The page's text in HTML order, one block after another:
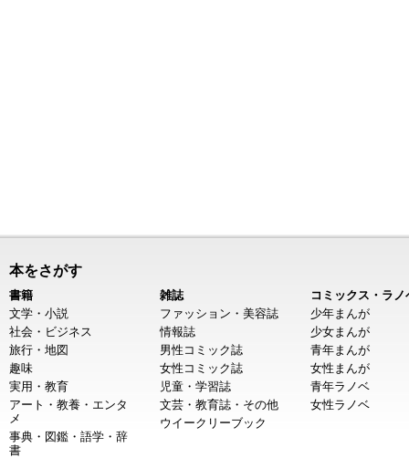
本をさがす
書籍
文学・小説
社会・ビジネス
旅行・地図
趣味
実用・教育
アート・教養・エンタ
メ
事典・図鑑・語学・辞
書
雑誌
ファッション・美容誌
情報誌
男性コミック誌
女性コミック誌
児童・学習誌
文芸・教育誌・その他
ウイークリーブック
コミックス・ラノ
少年まんが
少女まんが
青年まんが
女性まんが
青年ラノベ
女性ラノベ